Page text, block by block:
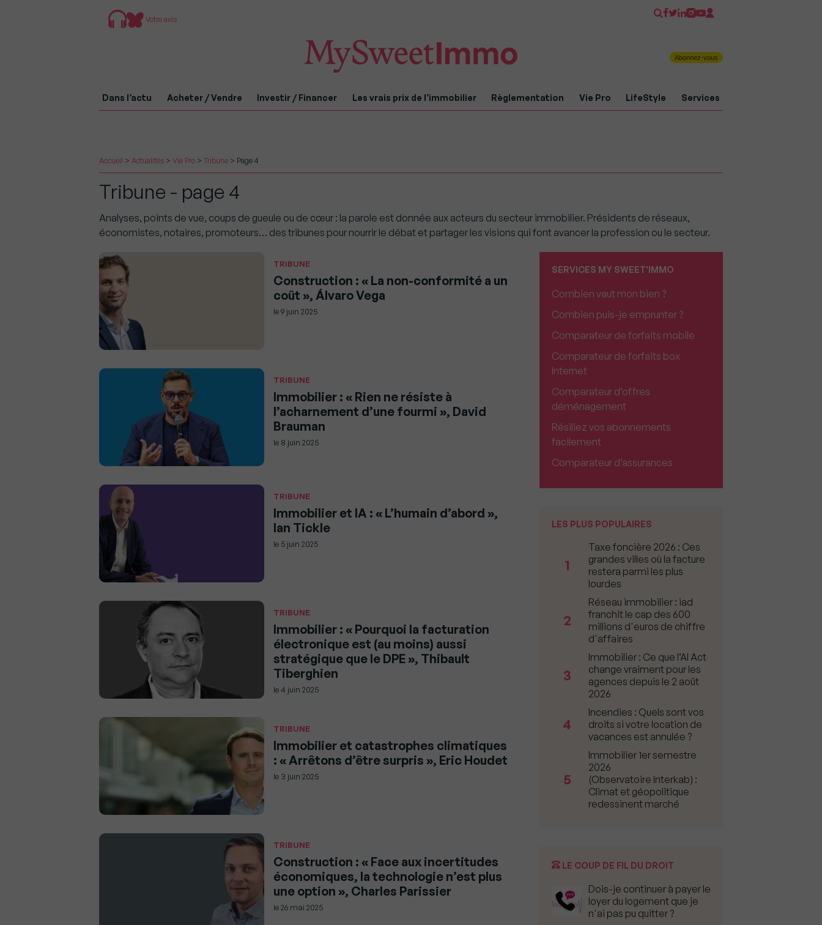
Votre avis
Abonnez-vous
Dans l’actu Acheter / Vendre Investir / Financer Les vrais prix de l’immobilier Règlementation Vie Pro LifeStyle Services
Accueil > Actualités > Vie Pro > Tribune > Page 4
Tribune - page 4
Analyses, points de vue, coups de gueule ou de cœur : la parole est donnée aux acteurs du secteur immobilier. Présidents de réseaux,
économistes, notaires, promoteurs… des tribunes pour nourrir le débat et partager les visions qui font avancer la profession ou le secteur.
TRIBUNE
Construction : « La non-conformité a un
coût », Álvaro Vega
le9 juin 2025
TRIBUNE
Immobilier : « Rien ne résiste à
l’acharnement d’une fourmi », David
Brauman
le 8 juin 2025
TRIBUNE
Immobilier et IA : « L’humain d’abord »,
Ian Tickle
le 5 juin 2025
TRIBUNE
Immobilier : « Pourquoi la facturation
électronique est (au moins) aussi
stratégique que le DPE », Thibault
Tiberghien
le4 juin 2025
TRIBUNE
Immobilier et catastrophes climatiques
: « Arrêtons d’être surpris », Eric Houdet
le 3 juin 2025
TRIBUNE
Construction : « Face aux incertitudes
économiques, la technologie n’est plus
une option », Charles Parissier
le26 mai 2025
SERVICES MY SWEET'IMMO
Combien vaut mon bien ?
Combien puis-je emprunter ?
Comparateur de forfaits mobile
Comparateur de forfaits box
Internet
Comparateur d’offres
déménagement
Résiliez vos abonnements
facilement
Comparateur d’assurances
LES PLUS POPULAIRES
1
Taxe foncière 2026 : Ces
grandes villes où la facture
restera parmi les plus
lourdes
2
Réseau immobilier : iad
franchit le cap des 600
millions d'euros de chiffre
d'affaires
3
Immobilier : Ce que l’AI Act
change vraiment pour les
agences depuis le 2 août
2026
4
Incendies : Quels sont vos
droits si votre location de
vacances est annulée ?
5
Immobilier 1er semestre
2026
(Observatoire Interkab) :
Climat et géopolitique
redessinent marché
LE COUP DE FIL DU DROIT
Dois-je continuer à payer le
loyer du logement que je
n'ai pas pu quitter ?